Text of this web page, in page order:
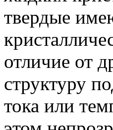
твердые
отличие от
структуру
тока или